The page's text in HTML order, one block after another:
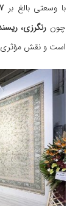
با وسعتی بالغ بر ۸۷
چون رنگرزی،
است و نقش مؤثری